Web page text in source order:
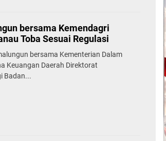
bersama Kemendagri
Toba Sesuai Regulasi
bersama Kementerian Dalam
Keuangan Daerah Direktorat
Badan...